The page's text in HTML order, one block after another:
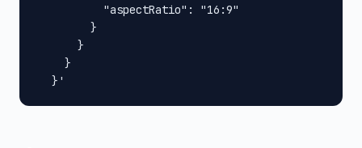
          "aspectRatio": "16:9"
        }
      }
    }
  }'